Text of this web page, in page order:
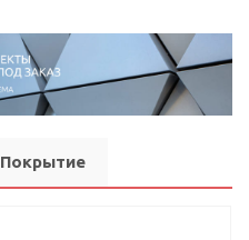
Покрытие